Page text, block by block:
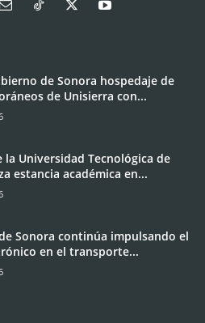
de Sonora hospedaje de
de Unisierra con...
la Universidad Tecnológica de
estancia académica en...
Sonora continúa impulsando el
en el transporte...